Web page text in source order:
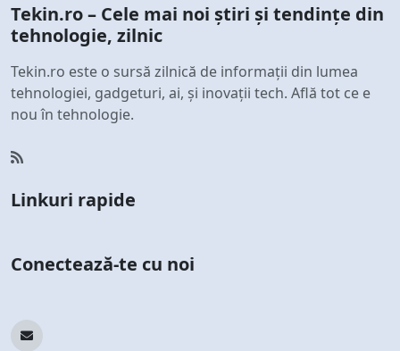
Tekin.ro – Cele mai noi știri și tendințe din
tehnologie, zilnic
Tekin.ro este o sursă zilnică de informații din lumea
tehnologiei, gadgeturi, ai, și inovații tech. Află tot ce e
nou în tehnologie.
Linkuri rapide
Conectează-te cu noi